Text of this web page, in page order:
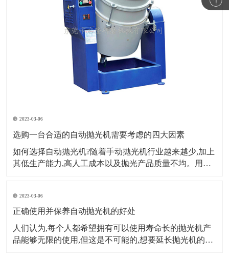
2023-03-06
选购一台合适的自动抛光机需要考虑的四大因素
如何选择自动抛光机?随着手动抛光机行业越来越少,加上
其低生产能力,高人工成本以及抛光产品质量不均。用自
第一个因素：生产规模、产量大小来源的稳定性。数量
大,来源稳定,
2023-03-06
正确使用并保养自动抛光机的好处
人们认为,每个人都希望拥有可以使用寿命长的抛光机产
品能够无限的使用,但这是不可能的,想要延长抛光机的使